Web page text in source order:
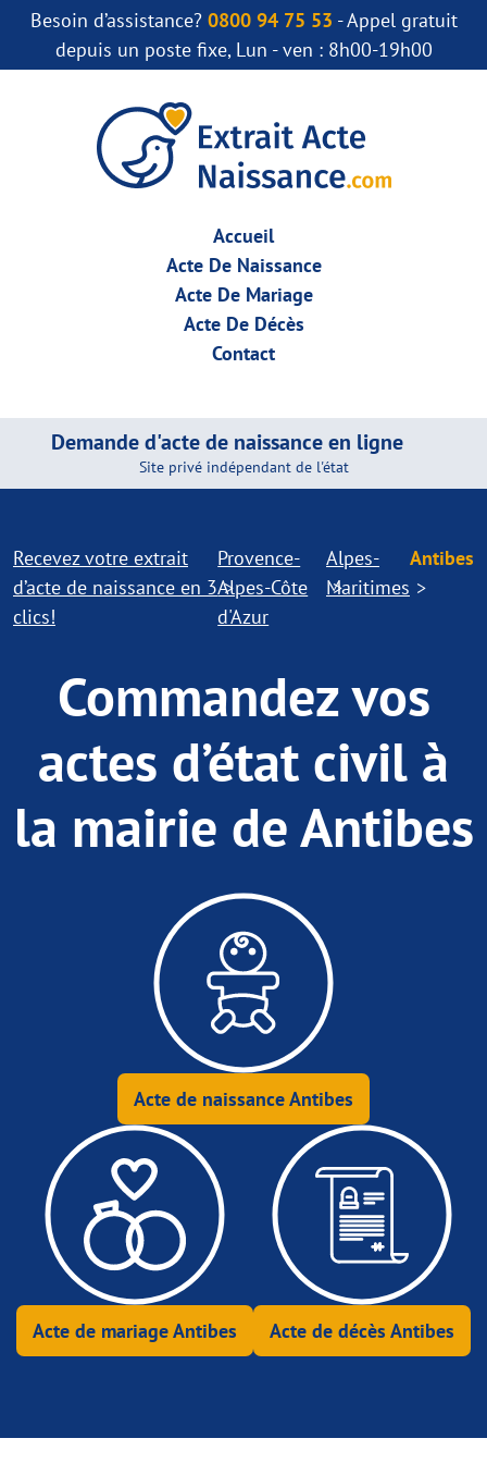
Besoin d’assistance? 0800 94 75 53 - Appel gratuit
depuis un poste fixe, Lun - ven : 8h00-19h00
Accueil
Acte De Naissance
Acte De Mariage
Acte De Décès
Contact
Demande d'acte de naissance en ligne
Site privé indépendant de l'état
Recevez votre extrait
d’acte de naissance en 3
clics!
Provence-
Alpes-Côte
d'Azur
Alpes-
Maritimes
Antibes
Commandez vos
actes d’état civil à
la mairie de Antibes
Acte de naissance Antibes
Acte de mariage Antibes Acte de décès Antibes